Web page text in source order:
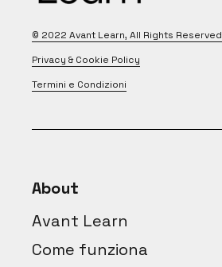
© 2022Avant Learn, All Rights Reserved
Privacy & Cookie Policy
Termini e Condizioni
About
Avant Learn
Come funziona